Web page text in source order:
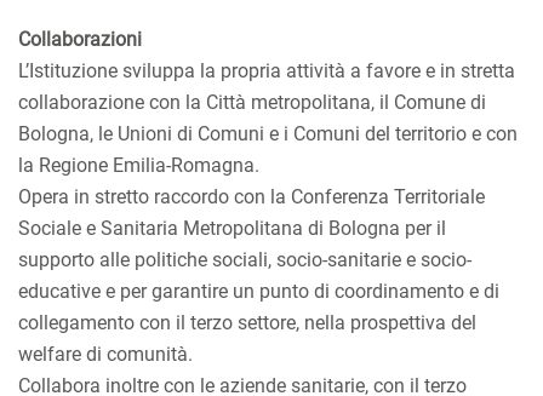
Collaborazioni
L’Istituzione sviluppa la propria attività a favore e in stretta
collaborazione con la Città metropolitana, il Comune di
Bologna, le Unioni di Comuni e i Comuni del territorio e con
la Regione Emilia-Romagna.
Opera in stretto raccordo con la Conferenza Territoriale
Sociale e Sanitaria Metropolitana di Bologna per il
supporto alle politiche sociali, socio-sanitarie e socio-
educative e per garantire un punto di coordinamento e di
collegamento con il terzo settore, nella prospettiva del
welfare di comunità.
Collabora inoltre con le aziende sanitarie, con il terzo